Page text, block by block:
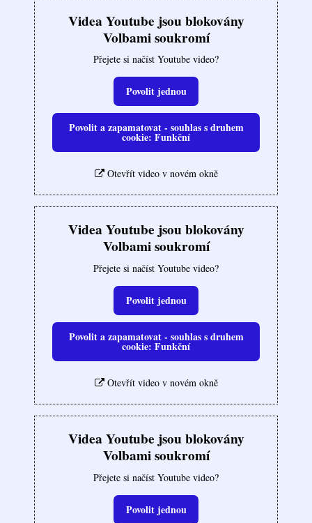
Videa Youtube jsou blokovány
Volbami soukromí
Přejete si načíst Youtube video?
Povolit jednou
Povolit a zapamatovat - souhlas s druhem
cookie: Funkční
Otevřít video v novém okně
Videa Youtube jsou blokovány
Volbami soukromí
Přejete si načíst Youtube video?
Povolit jednou
Povolit a zapamatovat - souhlas s druhem
cookie: Funkční
Otevřít video v novém okně
Videa Youtube jsou blokovány
Volbami soukromí
Přejete si načíst Youtube video?
Povolit jednou